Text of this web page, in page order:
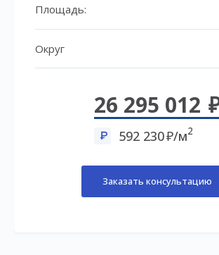
Площадь:
Округ
26 295 012
592 230 /м2
Заказать консультацию